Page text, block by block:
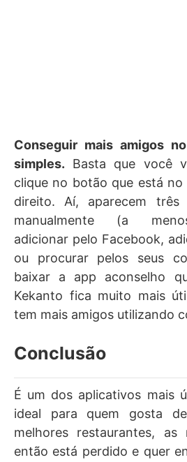
Conseguir mais amigos
simples. Basta que você
clique no botão que está
direito. Aí, aparecem três
manualmente (a
adicionar pelo Facebook,
ou procurar pelos seus
baixar a app aconselho
Kekanto fica muito mais
tem mais amigos utilizando
Conclusão
É um dos aplicativos mais
ideal para quem gosta
melhores restaurantes, as
então está perdido e quer